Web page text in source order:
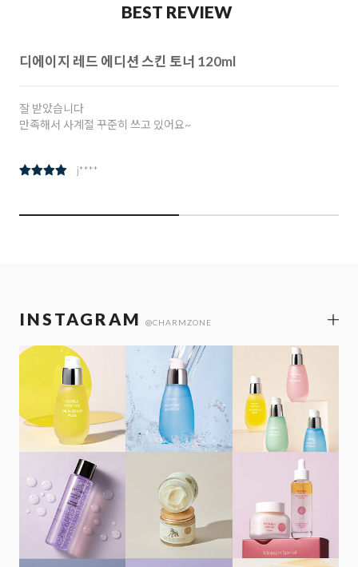
BEST REVIEW
이지 레드 에디션 스킨 토너 120ml
습니다
서 사계절 꾸준히 쓰고 있어요~
j****
INSTAGRAM @CHARMZONE